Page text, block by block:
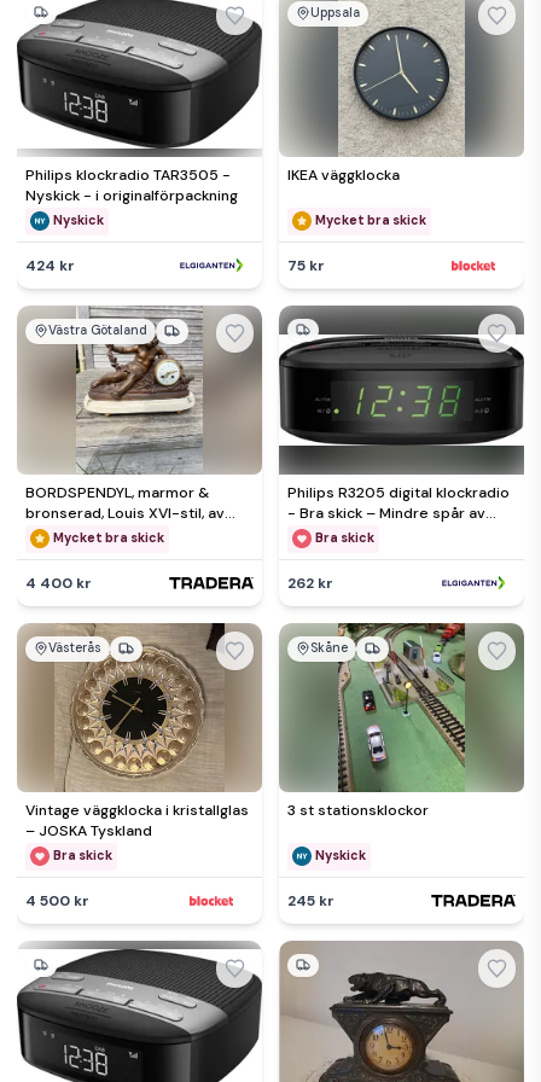
Philips klockradio TAR3505 -
Nyskick - i originalförpackning
Nyskick
424 kr
Uppsala
IKEA väggklocka
Mycket bra skick
75 kr
Västra Götaland
BORDSPENDYL, marmor &
bronserad, Louis XVI-stil, av
Francois Moreau, Frankrike
Mycket bra skick
4 400 kr
Philips R3205 digital klockradio
- Bra skick – Mindre spår av
användning
Bra skick
262 kr
Västerås
Vintage väggklocka i kristallglas
– JOSKA Tyskland
Bra skick
4 500 kr
Skåne
3 st stationsklockor
Nyskick
245 kr